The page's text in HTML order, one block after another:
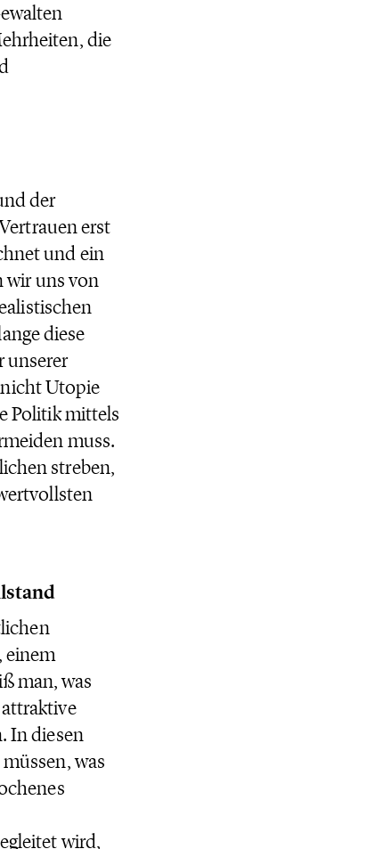
die
der
erst
und ein
wir uns von
diese
unserer
Utopie
Politik mittels
muss.
streben,
einem
man, was
In diesen
was
wird,